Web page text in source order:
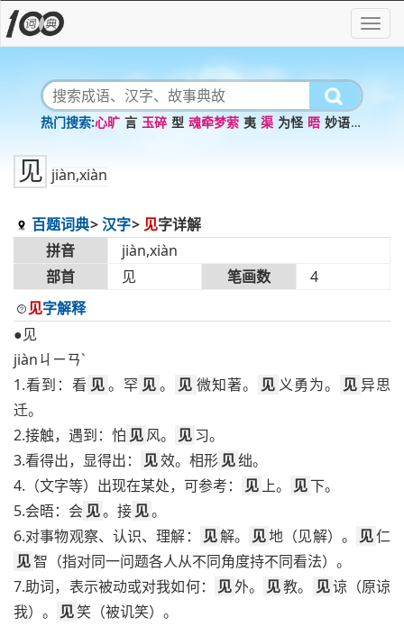
心旷 言 玉碎 型 魂牵梦萦 夷 渠 为怪 晤 妙语连
见 jiàn,xiàn
百题词典 汉字 见字详解
拼音
jiàn,xiàn
部首
见 笔画数
4
见字解释
●见
jiànㄐㄧㄢˋ
1.看到：看 见。罕 见 。 见 微知著。 见 义勇为。 见异思
迁。
2.接触，遇到：怕 见风。 见习。
3.看得出，显得出：
见效。相形见绌。
4.（文字等）出现在某处，可参考：
见上。 见下。
5.会晤：会见。接见。
6.对事物观察、认识、理解：
见解。 见地（见解）。 见仁
见智（指对同一问题各人从不同角度持不同看法）。
7.助词，表示被动或对我如何：
见外。 见教。 见谅（原谅
我）。
见笑（被讥笑）。